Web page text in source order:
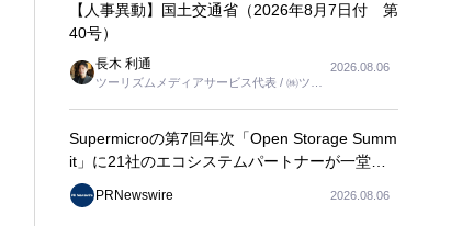
【人事異動】国土交通省（2026年8月7日付 第
40号）
長木 利通
ツーリズムメディアサービス代表 / ㈱ツー
2026.08.06
Supermicroの第7回年次「Open Storage Summ
it」に21社のエコシステムパートナーが一堂に
会し、エンタープライズAIの大規模導入に関す
る実践的なガイダンスを共有
PRNewswire 2026.08.06